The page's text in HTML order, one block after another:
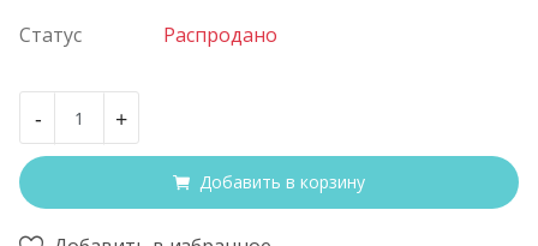
Статус Распродано
- +
Добавить в корзину